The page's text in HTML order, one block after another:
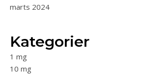
marts 2024
Kategorier
1 mg
10 mg